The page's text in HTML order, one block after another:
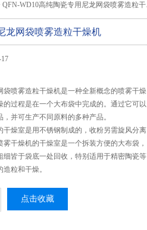
QFN-WD10高纯陶瓷专用尼龙网袋喷雾造粒干燥机
龙网袋喷雾造粒干燥机
袋喷雾造粒干燥机是一种全新概念的喷雾干燥
的过程是在一个大布袋中完成的。通过它可以
并可生产不同原料的多种产品。
干燥室是用不锈钢制成的，收粉另需旋风分离
干燥机的干燥室是一个拆装方便的大布袋，
细皆于袋底一处回收，特别适用于精密陶瓷等
粒和干燥。
点击收藏